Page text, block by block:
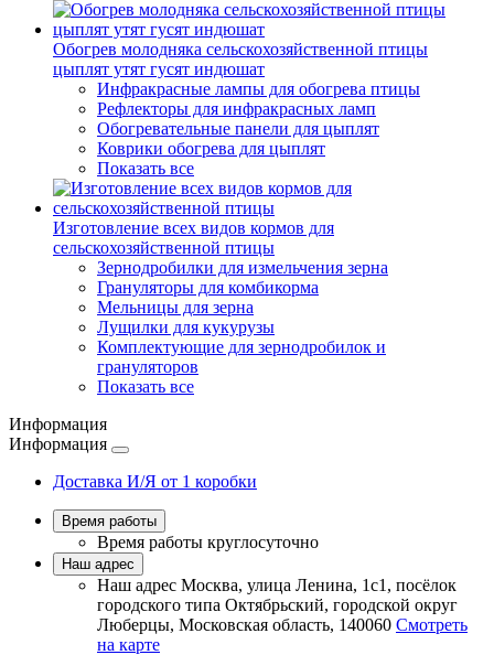
Обогрев молодняка сельскохозяйственной птицы
цыплят утят гусят индюшат
Инфракрасные лампы для обогрева птицы
Рефлекторы для инфракрасных ламп
Обогревательные панели для цыплят
Коврики обогрева для цыплят
Показать все
Изготовление всех видов кормов для
сельскохозяйственной птицы
Зернодробилки для измельчения зерна
Грануляторы для комбикорма
Мельницы для зерна
Лущилки для кукурузы
Комплектующие для зернодробилок и
грануляторов
Показать все
Информация
Информация
Доставка И/Я от 1 коробки
Время работы
Время работы круглосуточно
Наш адрес
Наш адрес Москва, улица Ленина, 1с1, посёлок
городского типа Октябрьский, городской округ
Люберцы, Московская область, 140060 Смотреть
на карте